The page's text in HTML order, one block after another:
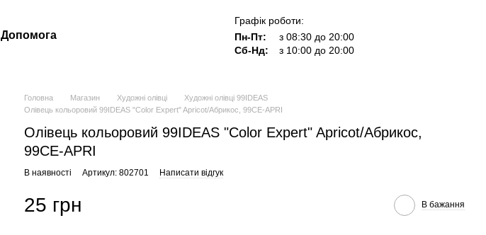
Допомога
Графік роботи:
Пн-Пт:
з 08:30 до 20:00
Сб-Нд:
з 10:00 до 20:00
Головна Магазин Художні олівці
Художні олівці 99IDEAS
Олівець кольоровий 99IDEAS "Color Expert" Apricot/Абрикос, 99CE-APRI
Олівець кольоровий 99IDEAS "Color Expert" Apricot/Абрикос,
99CE-APRI
В наявності Артикул: 802701 Написати відгук
25 грн В бажання